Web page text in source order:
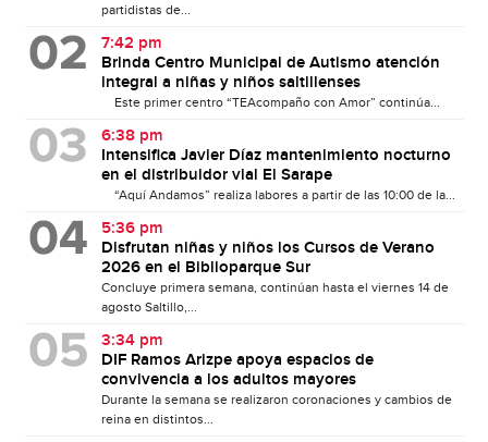
partidistas de...
7:42 pm
Brinda Centro Municipal de Autismo atención
integral a niñas y niños saltillenses
Este primer centro “TEAcompaño con Amor” continúa...
6:38 pm
Intensifica Javier Díaz mantenimiento nocturno
en el distribuidor vial El Sarape
“Aquí Andamos” realiza labores a partir de las 10:00 de la...
5:36 pm
Disfrutan niñas y niños los Cursos de Verano
2026 en el Biblioparque Sur
Concluye primera semana, continúan hasta el viernes 14 de
agosto Saltillo,...
3:34 pm
DIF Ramos Arizpe apoya espacios de
convivencia a los adultos mayores
Durante la semana se realizaron coronaciones y cambios de
reina en distintos...